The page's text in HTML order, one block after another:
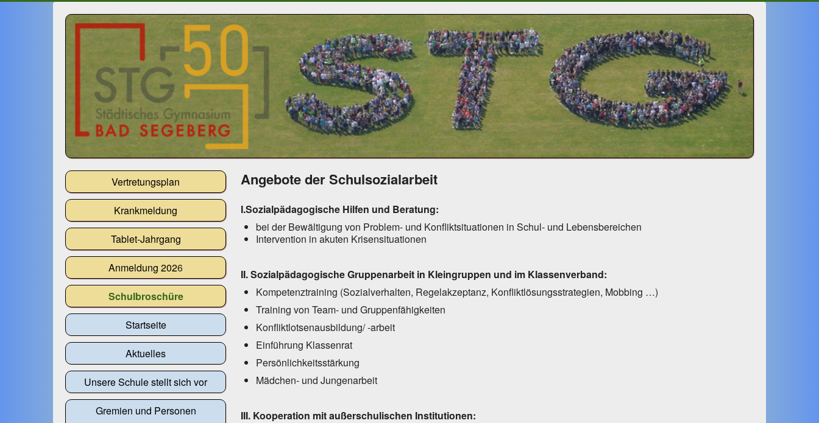
Vertretungsplan
Krankmeldung
Tablet-Jahrgang
Anmeldung 2026
Schulbroschüre
Startseite
Aktuelles
Unsere Schule stellt sich vor
Gremien und Personen
Angebote der Schulsozialarbeit
I.Sozialpädagogische Hilfen und Beratung:
bei der Bewältigung von Problem- und Konfliktsituationen in Schul- und Lebensbereichen
Intervention in akuten Krisensituationen
II. Sozialpädagogische Gruppenarbeit in Kleingruppen und im Klassenverband:
Kompetenztraining (Sozialverhalten, Regelakzeptanz, Konfliktlösungsstrategien, Mobbing …)
Training von Team- und Gruppenfähigkeiten
Konfliktlotsenausbildung/ -arbeit
Einführung Klassenrat
Persönlichkeitsstärkung
Mädchen- und Jungenarbeit
III. Kooperation mit außerschulischen Institutionen: